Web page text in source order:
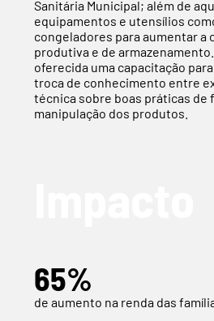
Sanitária Municipal; além de
equipamentos e utensílios
congeladores para aumentar a
produtiva e de
oferecida uma capacitação
troca de conhecimento entre
técnica sobre boas práticas de
manipulação dos produtos.
65%
de aumento na renda das